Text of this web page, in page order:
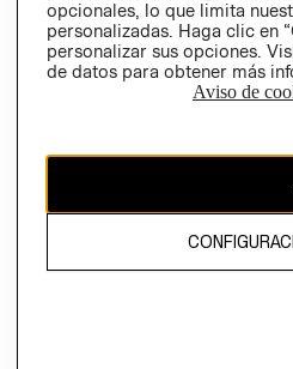
Uruguay ($U)
El contenido de esta página web
opcionales, lo que limita
personalizadas. Haga clic en
personalizar sus opciones.
de datos para obtener más
Aviso de